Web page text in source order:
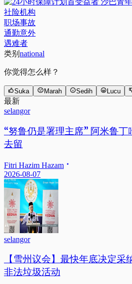
社险机构
职场事故
通勤意外
遇难者
类别 national
你觉得怎么样？
Suka Marah Sedih Lucu
最新
selangor
“努鲁仍是署理主席” 阿米鲁
去留
Fitri Hazim Hazam
2026-08-07
selangor
【雪州议会】最快年底决定
非法垃圾活动